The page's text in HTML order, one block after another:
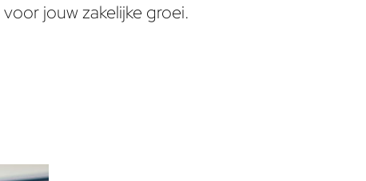
jouw zakelijke groei.